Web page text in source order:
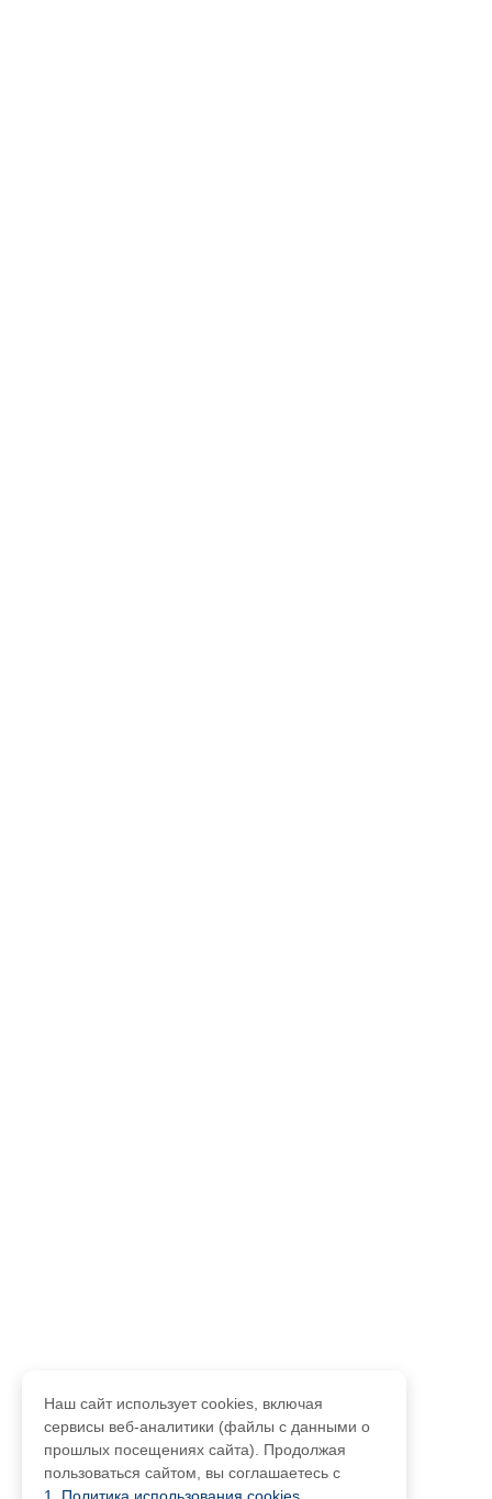
Наш сайт использует cookies, включая
сервисы веб-аналитики (файлы с данными о
прошлых посещениях сайта). Продолжая
пользоваться сайтом, вы соглашаетесь с